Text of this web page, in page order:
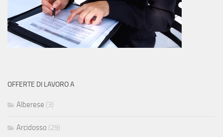
OFFERTE DI LAVORO A
Alberese (3)
Arcidosso (29)